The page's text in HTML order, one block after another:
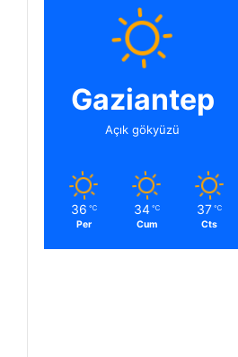
Gaziantep
Açık gökyüzü
36 ℃
Per
34 ℃
Cum
37 ℃
Cts